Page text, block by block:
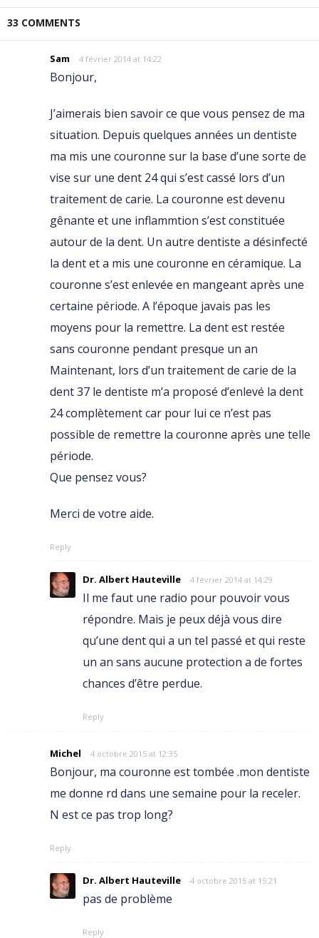
33 COMMENTS
Sam 4 février 2014 at 14:22
Bonjour,
J’aimerais bien savoir ce que vous pensez de ma
situation. Depuis quelques années un dentiste
ma mis une couronne sur la base d’une sorte de
vise sur une dent 24 qui s’est cassé lors d’un
traitement de carie. La couronne est devenu
gênante et une inflammtion s’est constituée
autour de la dent. Un autre dentiste a désinfecté
la dent et a mis une couronne en céramique. La
couronne s’est enlevée en mangeant après une
certaine période. A l’époque javais pas les
moyens pour la remettre. La dent est restée
sans couronne pendant presque un an
Maintenant, lors d’un traitement de carie de la
dent 37 le dentiste m’a proposé d’enlevé la dent
24 complètement car pour lui ce n’est pas
possible de remettre la couronne après une telle
période.
Que pensez vous?
Merci de votre aide.
Reply
Dr. Albert Hauteville 4 février 2014 at 14:29
Il me faut une radio pour pouvoir vous
répondre. Mais je peux déjà vous dire
qu’une dent qui a un tel passé et qui reste
un an sans aucune protection a de fortes
chances d’être perdue.
Reply
Michel 4 octobre 2015 at 12:35
Bonjour, ma couronne est tombée .mon dentiste
me donne rd dans une semaine pour la receler.
N est ce pas trop long?
Reply
Dr. Albert Hauteville 4 octobre 2015 at 15:21
pas de problème
Reply